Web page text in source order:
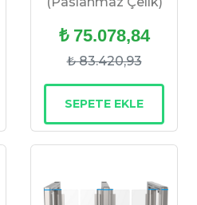
₺ 75.078,84
₺ 83.420,93
SEPETE EKLE